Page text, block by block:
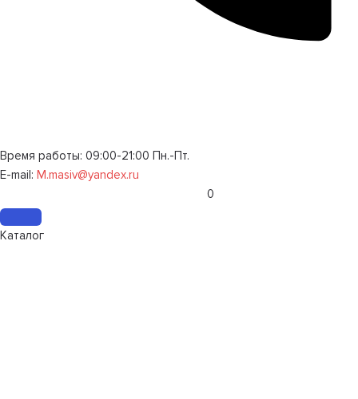
Время работы: 09:00-21:00 Пн.-Пт.
E-mail: M.masiv@yandex.ru
0
Каталог